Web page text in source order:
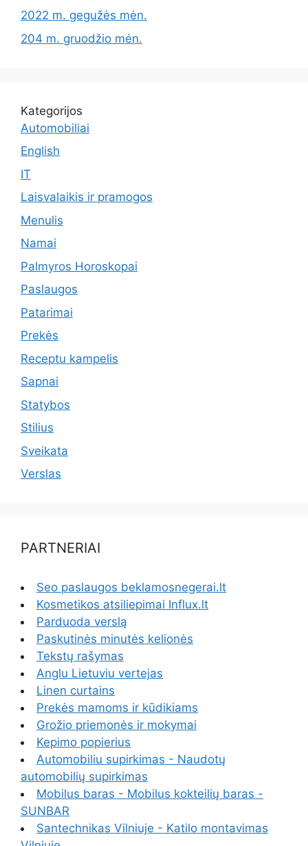
2022 m. gegužės mėn.
204 m. gruodžio mėn.
Kategorijos
Automobiliai
English
IT
Laisvalaikis ir pramogos
Menulis
Namai
Palmyros Horoskopai
Paslaugos
Patarimai
Prekės
Receptu kampelis
Sapnai
Statybos
Stilius
Sveikata
Verslas
PARTNERIAI
Seo paslaugos beklamosnegerai.lt
Kosmetikos atsiliepimai Influx.lt
Parduoda verslą
Paskutinės minutės kelionės
Tekstų rašymas
Anglu Lietuviu vertejas
Linen curtains
Prekės mamoms ir kūdikiams
Grožio priemonės ir mokymai
Kepimo popierius
Automobiliu supirkimas - Naudotų
automobilių supirkimas
Mobilus baras - Mobilus kokteilių baras -
SUNBAR
Santechnikas Vilniuje - Katilo montavimas